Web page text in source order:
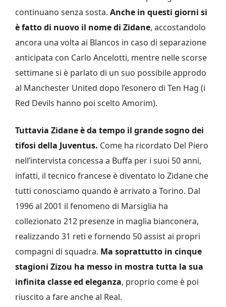
continuano senza sosta. Anche in questi giorni si
è fatto di nuovo il nome di Zidane, accostandolo
ancora una volta ai Blancos in caso di separazione
anticipata con Carlo Ancelotti, mentre nelle scorse
settimane si è parlato di un suo possibile approdo
al Manchester United dopo l’esonero di Ten Hag (i
Red Devils hanno poi scelto Amorim).
Tuttavia Zidane è da tempo il grande sogno dei
tifosi della Juventus. Come ha ricordato Del Piero
nell’intervista concessa a Buffa per i suoi 50 anni,
infatti, il tecnico francese è diventato lo Zidane che
tutti conosciamo quando è arrivato a Torino. Dal
1996 al 2001 il fenomeno di Marsiglia ha
collezionato 212 presenze in maglia bianconera,
realizzando 31 reti e fornendo 50 assist ai propri
compagni di squadra. Ma soprattutto in cinque
stagioni Zizou ha messo in mostra tutta la sua
infinita classe ed eleganza, proprio come è poi
riuscito a fare anche al Real.